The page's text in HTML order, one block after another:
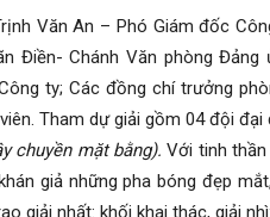
An – Phó Giám đốc
Điền- Chánh Văn phòng Đảng
ty; Các đồng chí trưởng
Tham dự giải gồm 04 đội đại
chuyền mặt bằng). Với tinh
giả những pha bóng đẹp
giải nhất: khối khai thác, giải